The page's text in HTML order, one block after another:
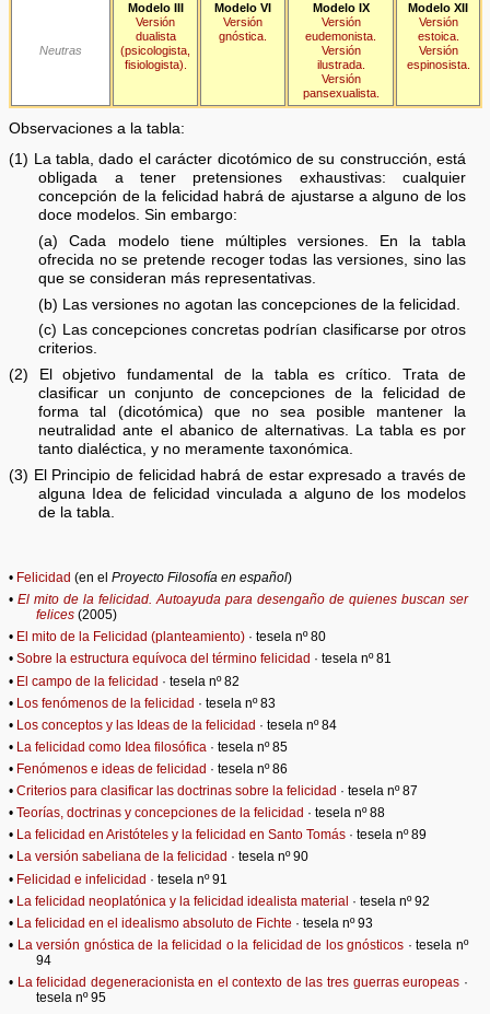
Neutras
Modelo III
Versión
dualista
(psicologista,
fisiologista).
Modelo VI
Versión
gnóstica.
Modelo IX
Versión
eudemonista.
Versión
ilustrada.
Versión
pansexualista.
Modelo XII
Versión
estoica.
Versión
espinosista.
Observaciones a la tabla:
(1) La tabla, dado el carácter dicotómico de su construcción, está
obligada a tener pretensiones exhaustivas: cualquier
concepción de la felicidad habrá de ajustarse a alguno de los
doce modelos. Sin embargo:
(a) Cada modelo tiene múltiples versiones. En la tabla
ofrecida no se pretende recoger todas las versiones, sino las
que se consideran más representativas.
(b) Las versiones no agotan las concepciones de la felicidad.
(c) Las concepciones concretas podrían clasificarse por otros
criterios.
(2) El objetivo fundamental de la tabla es crítico. Trata de
clasificar un conjunto de concepciones de la felicidad de
forma tal (dicotómica) que no sea posible mantener la
neutralidad ante el abanico de alternativas. La tabla es por
tanto dialéctica, y no meramente taxonómica.
(3) El Principio de felicidad habrá de estar expresado a través de
alguna Idea de felicidad vinculada a alguno de los modelos
de la tabla.
• Felicidad (en elProyecto Filosofía en español)
•El mito de la felicidad. Autoayuda para desengaño de quienes buscan ser
felices(2005)
• El mito de la Felicidad (planteamiento) · tesela nº 80
•Sobre la estructura equívoca del término felicidad · tesela nº 81
• El campo de la felicidad · tesela nº 82
• Los fenómenos de la felicidad · tesela nº 83
• Los conceptos y las Ideas de la felicidad · tesela nº 84
• La felicidad como Idea filosófica · tesela nº 85
• Fenómenos e ideas de felicidad · tesela nº 86
•Criterios para clasificar las doctrinas sobre la felicidad · tesela nº 87
•Teorías, doctrinas y concepciones de la felicidad · tesela nº 88
• La felicidad en Aristóteles y la felicidad en Santo Tomás · tesela nº 89
• La versión sabeliana de la felicidad · tesela nº 90
• Felicidad e infelicidad · tesela nº 91
• La felicidad neoplatónica y la felicidad idealista material · tesela nº 92
• La felicidad en el idealismo absoluto de Fichte · tesela nº 93
• La versión gnóstica de la felicidad o la felicidad de los gnósticos · tesela nº
94
• La felicidad degeneracionista en el contexto de las tres guerras europeas ·
tesela nº 95